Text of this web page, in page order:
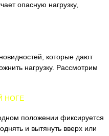
опасную нагрузку,
которые дают
нагрузку. Рассмотрим
НОГЕ
положении фиксируется
и вытянуть вверх или